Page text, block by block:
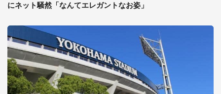
にネット騒然「なんてエレガントなお姿」